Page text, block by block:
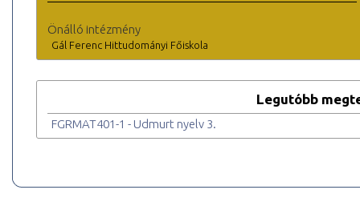
Önálló intézmény
Gál Ferenc Hittudományi Főiskola
Legutóbb
FGRMAT401-1 - Udmurt nyelv 3.